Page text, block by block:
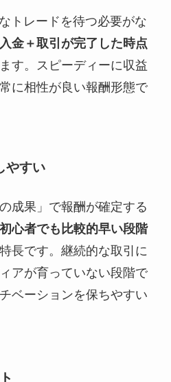
トレードを待つ必要がな
金＋取引が完了した時点
す。スピーディーに収益
に相性が良い報酬形態で
やすい
成果」で報酬が確定する
心者でも比較的早い段階
長です。継続的な取引に
アが育っていない段階で
ベーションを保ちやすい